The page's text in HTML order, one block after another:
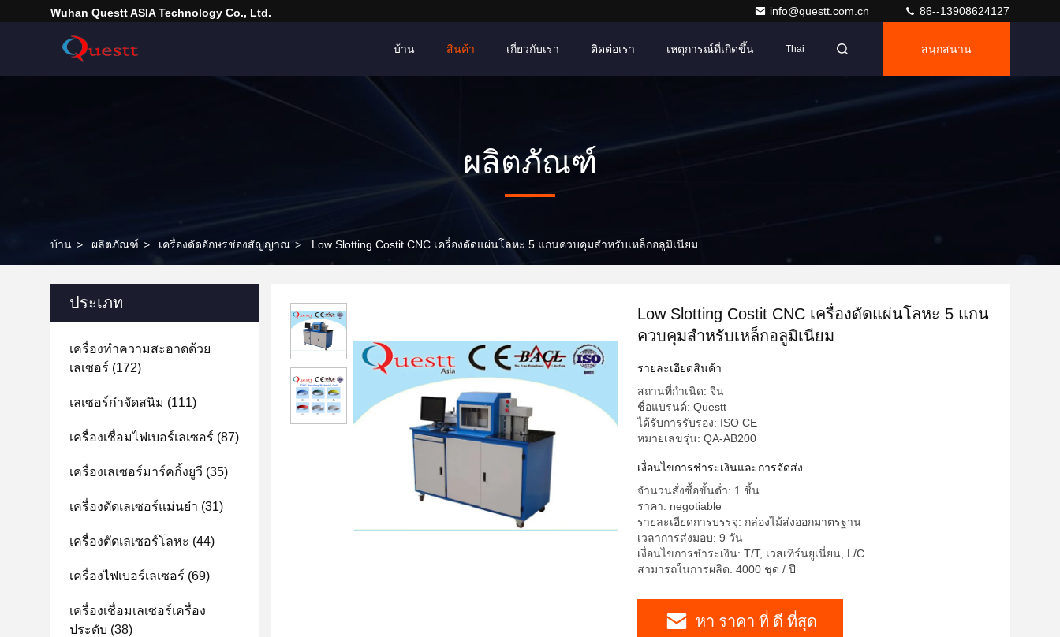
Wuhan Questt ASIA Technology Co., Ltd. info@questt.com.cn 86--13908624127
บ้าน สินค้า เกี่ยวกับเรา ติดต่อเรา เหตุการณ์ที่เกิดขึ้น Thai สนุกสนาน
ผลิตภัณฑ์
บ้าน > ผลิตภัณฑ์ > เครื่องดัดอักษรช่องสัญญาณ > Low Slotting Costit CNC เครื่องดัดแผ่นโลหะ 5 แกนควบคุมสำหรับเหล็กอลูมิเนียม
ประเภท
เครื่องทำความสะอาดด้วย
เลเซอร์ (172)
เลเซอร์กำจัดสนิม (111)
เครื่องเชื่อมไฟเบอร์เลเซอร์ (87)
เครื่องเลเซอร์มาร์คกิ้งยูวี (35)
เครื่องตัดเลเซอร์แม่นยำ (31)
เครื่องตัดเลเซอร์โลหะ (44)
เครื่องไฟเบอร์เลเซอร์ (69)
เครื่องเชื่อมเลเซอร์เครื่อง
ประดับ (38)
Low Slotting Costit CNC เครื่องดัดแผ่นโลหะ 5 แกน
ควบคุมสำหรับเหล็กอลูมิเนียม
รายละเอียดสินค้า
สถานที่กำเนิด: จีน
ชื่อแบรนด์: Questt
ได้รับการรับรอง: ISO CE
หมายเลขรุ่น: QA-AB200
เงื่อนไขการชําระเงินและการจัดส่ง
จำนวนสั่งซื้อขั้นต่ำ: 1 ชิ้น
ราคา: negotiable
รายละเอียดการบรรจุ: กล่องไม้ส่งออกมาตรฐาน
เวลาการส่งมอบ: 9 วัน
เงื่อนไขการชำระเงิน: T/T, เวสเทิร์นยูเนี่ยน, L/C
สามารถในการผลิต: 4000 ชุด / ปี
หา ราคา ที่ ดี ที่สุด